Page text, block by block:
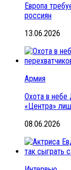
Европа
россиян
13.06.2026
Армия
Охота в небе
«Центра»
08.06.2026